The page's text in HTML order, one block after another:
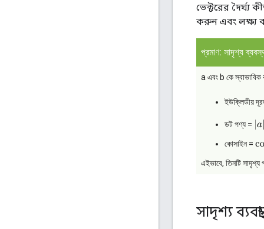
ভেক্টরের দৈর্ঘ্য
করুন এবং লক্ষ্য
প্রমাণ: সাদৃশ্য
a এবং b কে
ইউক্লিডীয়
ডট পণ্য = a|
কোসাইন =
এইভাবে, তিনটি সাদৃশ্য
সাদৃশ্য